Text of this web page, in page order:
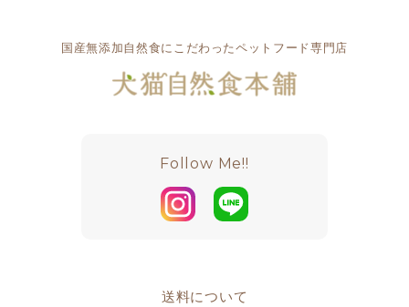
国産無添加自然食にこだわったペットフード専門店
Follow Me!!
送料について